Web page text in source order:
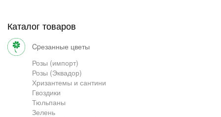
Грузоперевозки
Контакты
Каталог товаров
cpезанные цветы
Розы (импорт)
Розы (Эквадор)
Хризантемы и сантини
Гвоздики
Тюльпаны
Зелень